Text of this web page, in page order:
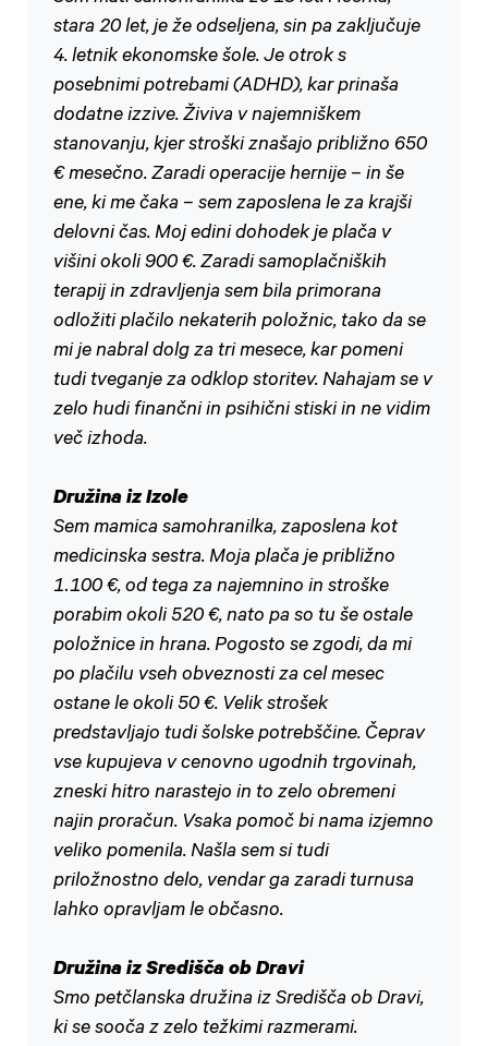
stara 20 let, je že odseljena, sin pa zaključuje
4. letnik ekonomske šole. Je otrok s
posebnimi potrebami (ADHD), kar prinaša
dodatne izzive. Živiva v najemniškem
stanovanju, kjer stroški znašajo približno 650
€ mesečno. Zaradi operacije hernije – in še
ene, ki me čaka – sem zaposlena le za krajši
delovni čas. Moj edini dohodek je plača v
višini okoli 900 €. Zaradi samoplačniških
terapij in zdravljenja sem bila primorana
odložiti plačilo nekaterih položnic, tako da se
mi je nabral dolg za tri mesece, kar pomeni
tudi tveganje za odklop storitev. Nahajam se v
zelo hudi finančni in psihični stiski in ne vidim
več izhoda.
Družina iz Izole
Sem mamica samohranilka, zaposlena kot
medicinska sestra. Moja plača je približno
1.100 €, od tega za najemnino in stroške
porabim okoli 520 €, nato pa so tu še ostale
položnice in hrana. Pogosto se zgodi, da mi
po plačilu vseh obveznosti za cel mesec
ostane le okoli 50 €. Velik strošek
predstavljajo tudi šolske potrebščine. Čeprav
vse kupujeva v cenovno ugodnih trgovinah,
zneski hitro narastejo in to zelo obremeni
najin proračun. Vsaka pomoč bi nama izjemno
veliko pomenila. Našla sem si tudi
priložnostno delo, vendar ga zaradi turnusa
lahko opravljam le občasno.
Družina iz Središča ob Dravi
Smo petčlanska družina iz Središča ob Dravi,
ki se sooča z zelo težkimi razmerami.